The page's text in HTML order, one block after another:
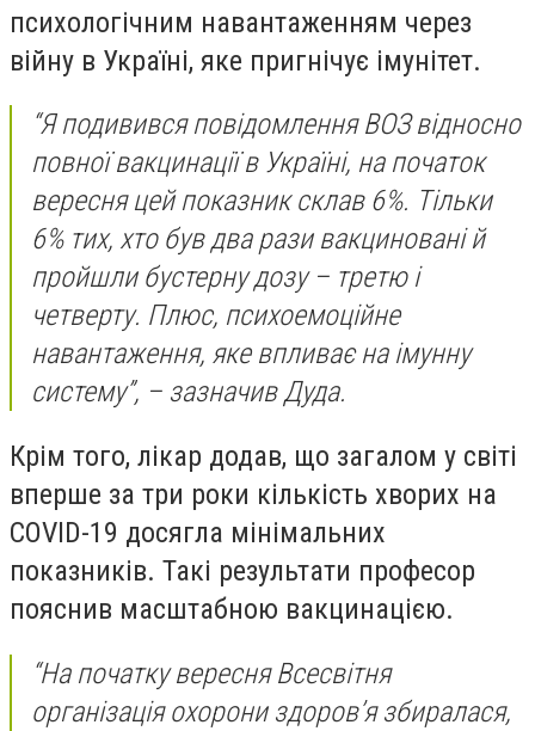
психологічним навантаженням через
війну в Україні, яке пригнічує імунітет.
“Я подивився повідомлення ВОЗ відносно
повної вакцинації в Україні, на початок
вересня цей показник склав 6%. Тільки
6% тих, хто був два рази вакциновані й
пройшли бустерну дозу – третю і
четверту. Плюс, психоемоційне
навантаження, яке впливає на імунну
систему”, – зазначив Дуда.
Крім того, лікар додав, що загалом у світі
вперше за три роки кількість хворих на
COVID-19 досягла мінімальних
показників. Такі результати професор
пояснив масштабною вакцинацією.
“На початку вересня Всесвітня
організація охорони здоров’я збиралася,